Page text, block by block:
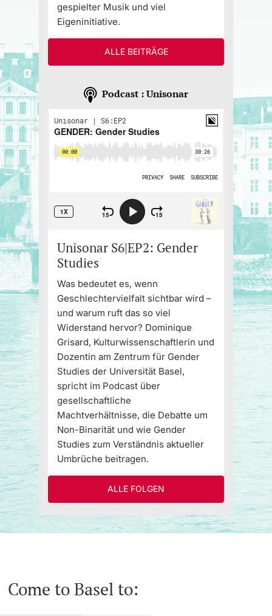
gespielter Musik und viel
Eigeninitiative.
ALLE BEITRÄGE
Podcast : Unisonar
Unisonar S6|EP2: Gender
Studies
Was bedeutet es, wenn
Geschlechtervielfalt sichtbar wird –
und warum ruft das so viel
Widerstand hervor? Dominique
Grisard, Kulturwissenschaftlerin und
Dozentin am Zentrum für Gender
Studies der Universität Basel,
spricht im Podcast über
gesellschaftliche
Machtverhältnisse, die Debatte um
Non-Binarität und wie Gender
Studies zum Verständnis aktueller
Umbrüche beitragen.
ALLE FOLGEN
Come to Basel to: